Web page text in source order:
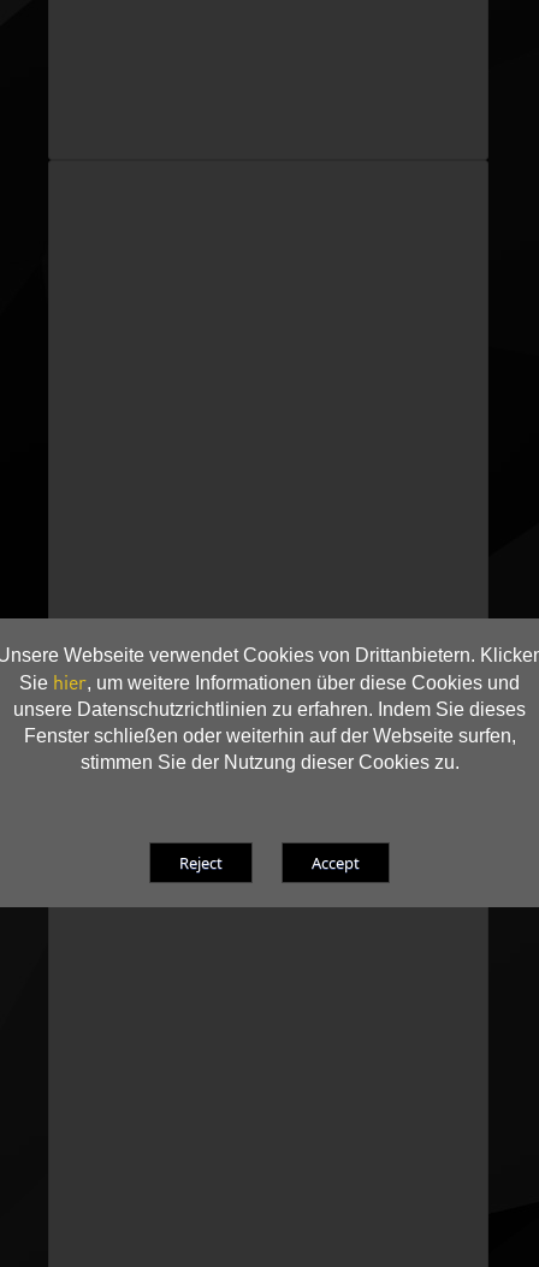
Webseite verwendet Cookies von Drittanbietern.
Sie hier, um weitere Informationen über diese Cookies und
unsere Datenschutzrichtlinien zu erfahren. Indem Sie dieses
Fenster schließen oder weiterhin auf der Webseite surfen,
stimmen Sie der Nutzung dieser Cookies zu.